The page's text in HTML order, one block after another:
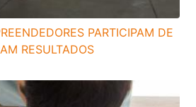
PARTICIPAM DE
RESULTADOS